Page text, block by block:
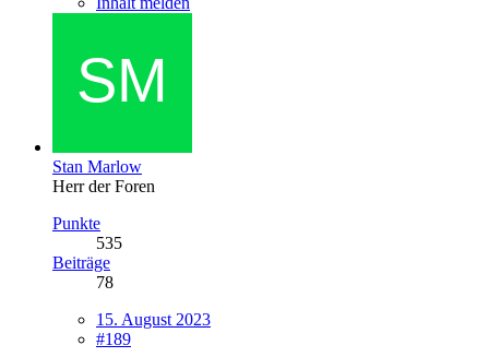
Stan Marlow
Herr der Foren
Punkte
535
Beiträge
78
15. August 2023
#189